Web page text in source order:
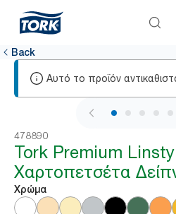
Back
Αυτό το προϊόν
1 / 5
478890
Tork Premium
Χαρτοπετσέτα
Χρώμα